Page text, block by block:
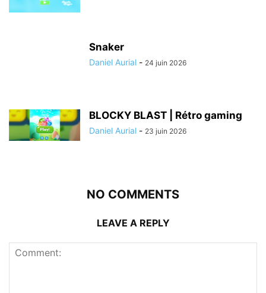
Snaker
Daniel Aurial - 24 juin 2026
BLOCKY BLAST | Rétro gaming
Daniel Aurial - 23 juin 2026
NO COMMENTS
LEAVE A REPLY